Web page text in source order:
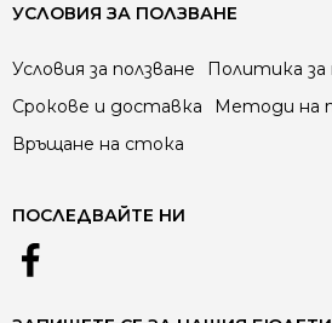
УСЛОВИЯ ЗА ПОЛЗВАНЕ
Условия за ползване
Политика
Срокове и доставка
Методи на
Връщане на стока
ПОСЛЕДВАЙТЕ НИ